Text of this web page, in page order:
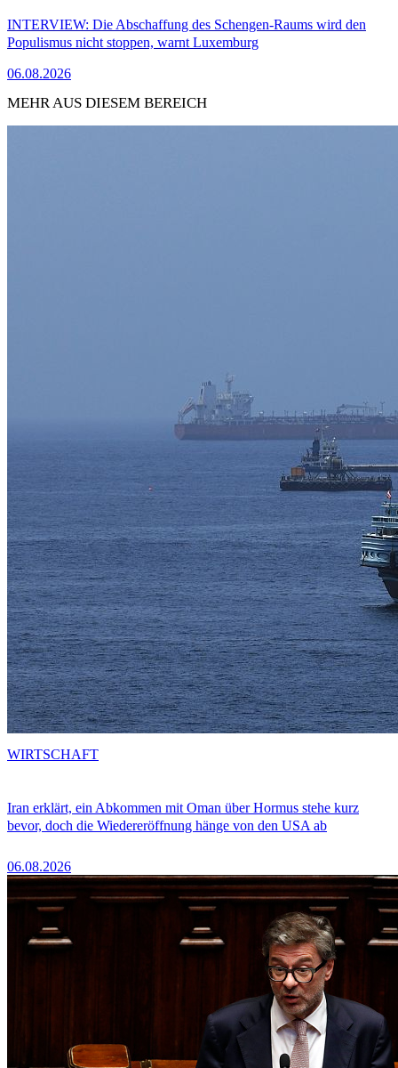
INTERVIEW: Die Abschaffung des Schengen-Raums wird den
Populismus nicht stoppen, warnt Luxemburg
06.08.2026
MEHR AUS DIESEM BEREICH
Iran erklärt, ein Abkommen mit Oman über Hormus stehe kurz
bevor, doch die Wiedereröffnung hänge von den USA ab
06.08.2026
WIRTSCHAFT